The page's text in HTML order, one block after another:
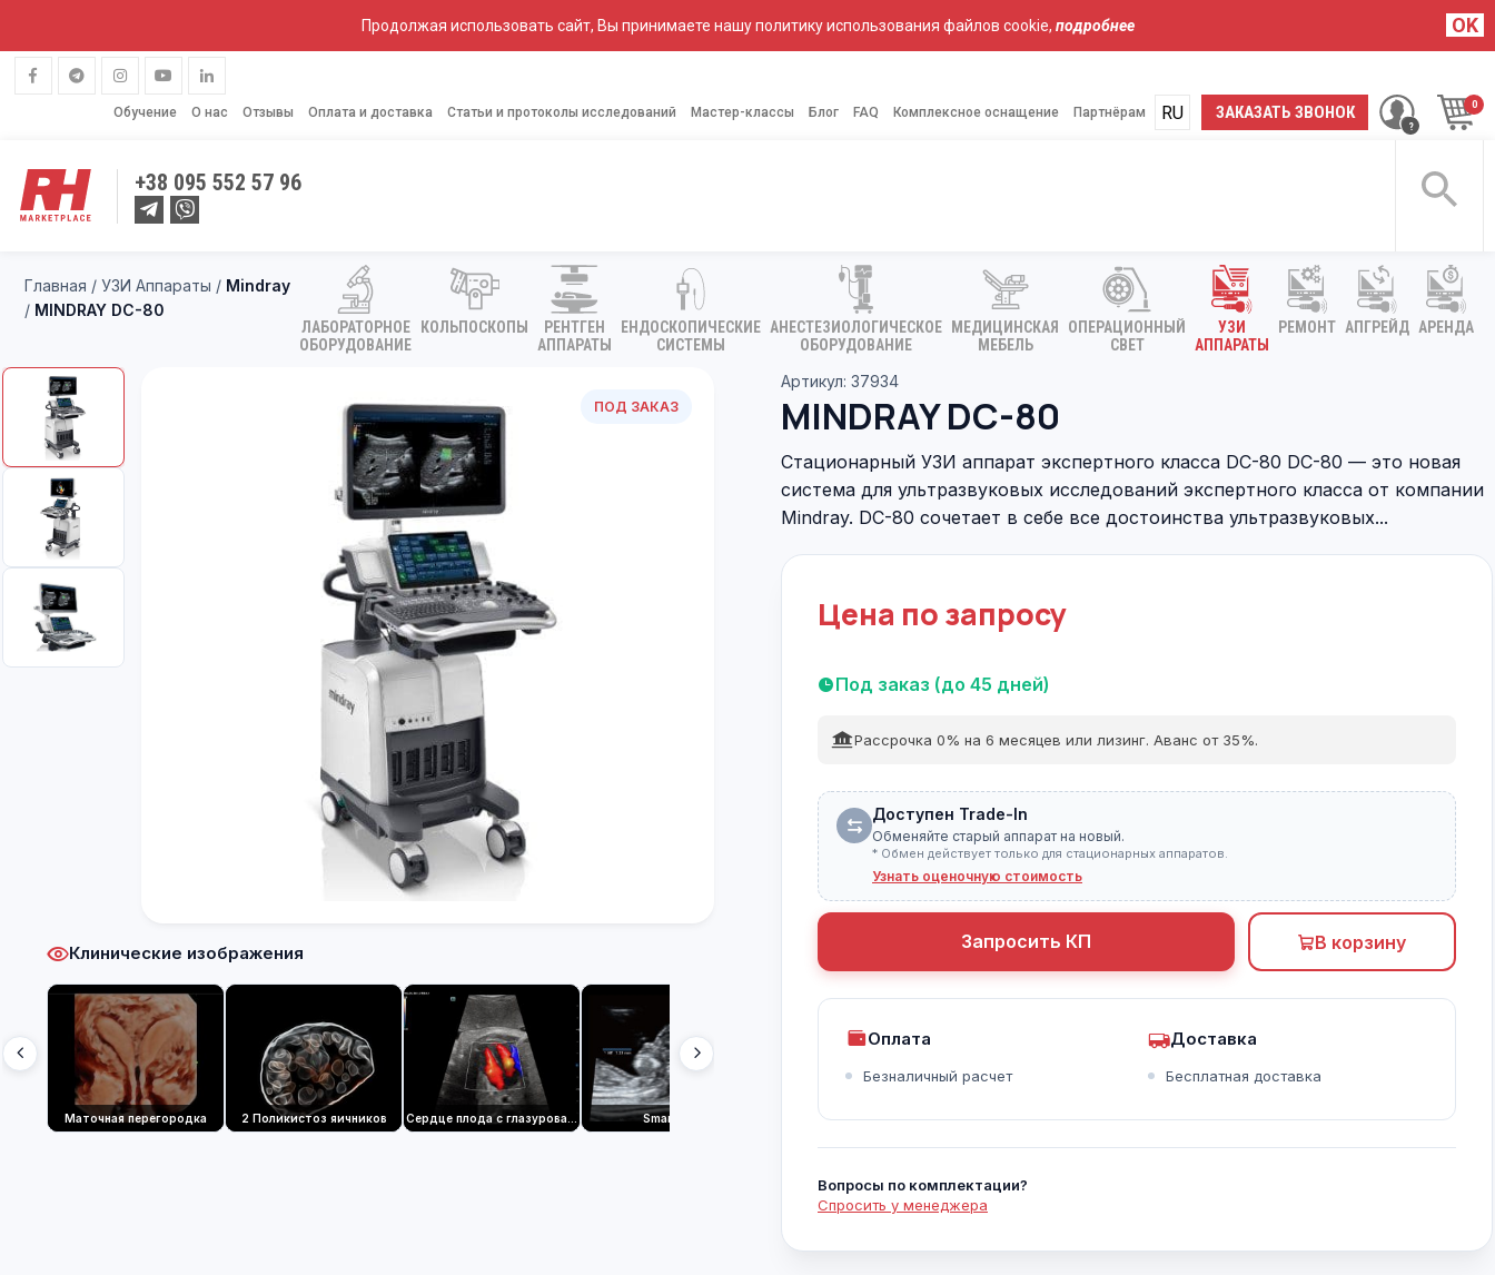
Продолжая использовать сайт, Вы принимаете нашу политику использования файлов cookie, подробнее OK
Обучение О нас Отзывы Оплата и доставка Статьи и протоколы исследований Мастер-классы Блог FAQ Комплексное оснащение Партнёрам ЗАКАЗАТЬ ЗВОНОК
RU
UA
+38 095 552 57 96
ЛАБОРАТОРНОЕ
ОБОРУДОВАНИЕ
КОЛЬПОСКОПЫ
РЕНТГЕН
АППАРАТЫ
ЕНДОСКОПИЧЕСКИЕ
СИСТЕМЫ
АНЕСТЕЗИОЛОГИЧЕСКОЕ
ОБОРУДОВАНИЕ
МЕДИЦИНСКАЯ
МЕБЕЛЬ
ОПЕРАЦИОННЫЙ
СВЕТ
УЗИ
АППАРАТЫ
РЕМОНТ АПГРЕЙД АРЕНДА
Главная / УЗИ Аппараты / Mindray
/ MINDRAY DC-80
ПОД ЗАКАЗ
Клинические изображения
Маточная перегородка 2 Поликистоз яичников Smart NT Smart OB Smart Face Smart FLC
Артикул: 37934
MINDRAY DC-80
Стационарный УЗИ аппарат экспертного класса DC-80 DC-80 — это новая
система для ультразвуковых исследований экспертного класса от компании
Mindray. DC-80 сочетает в себе все достоинства ультразвуковых...
Цена по запросу
Под заказ (до 45 дней)
Рассрочка 0% на 6 месяцев или лизинг. Аванс от 35%.
Доступен Trade-In
Обменяйте старый аппарат на новый.
* Обмен действует только для стационарных аппаратов.
Узнать оценочную стоимость
Запросить КП В корзину
Оплата
Безналичный расчет
Доставка
Бесплатная доставка
Вопросы по комплектации?
Спросить у менеджера